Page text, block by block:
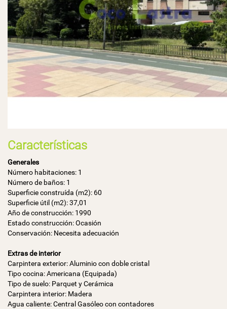
Características
Generales
Número habitaciones: 1
Número de baños: 1
Superficie construída (m2): 60
Superficie útil (m2): 37,01
Año de construcción: 1990
Estado construcción: Ocasión
Conservación: Necesita adecuación
Extras de interior
Carpintera exterior: Aluminio con doble cristal
Tipo cocina: Americana (Equipada)
Tipo de suelo: Parquet y Cerámica
Carpintera interior: Madera
Agua caliente: Central Gasóleo con contadores